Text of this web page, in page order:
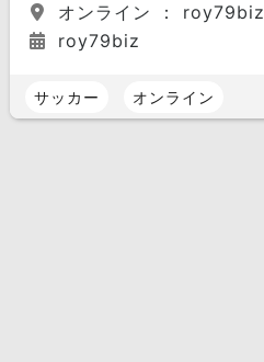
オンライン ： roy79biz
roy79biz
サッカー オンライン